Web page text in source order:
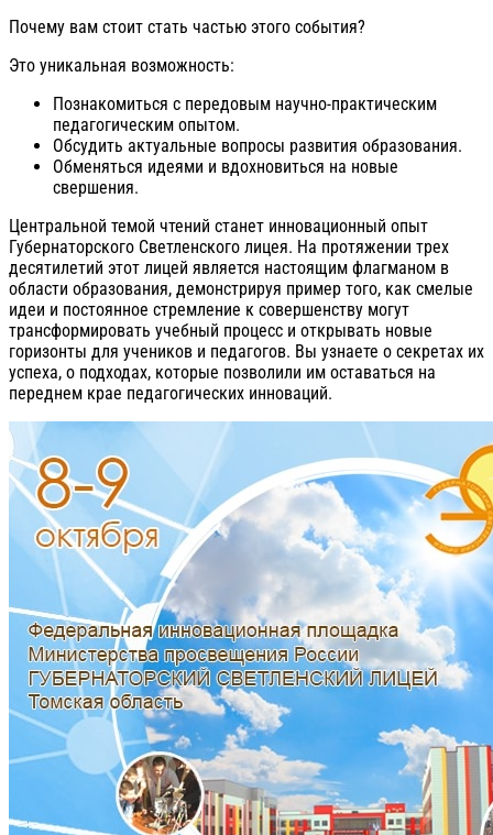
Почему вам стоит стать частью этого события?
Это уникальная возможность:
Познакомиться с передовым научно-практическим
педагогическим опытом.
Обсудить актуальные вопросы развития образования.
Обменяться идеями и вдохновиться на новые
свершения.
Центральной темой чтений станет инновационный опыт
Губернаторского Светленского лицея. На протяжении трех
десятилетий этот лицей является настоящим флагманом в
области образования, демонстрируя пример того, как смелые
идеи и постоянное стремление к совершенству могут
трансформировать учебный процесс и открывать новые
горизонты для учеников и педагогов. Вы узнаете о секретах их
успеха, о подходах, которые позволили им оставаться на
переднем крае педагогических инноваций.